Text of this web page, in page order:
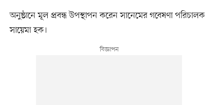
অনুষ্ঠানে মূল প্রবন্ধ উপস্থাপন করেন সানেমের গবেষণা পরিচালক
সায়েমা হক।